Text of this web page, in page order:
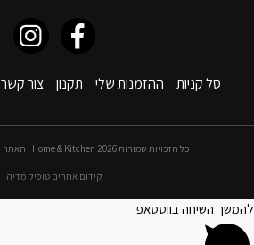
סל קניות ההזמנות שלי תקנון צור קשר
כל הזכויות שמורות 2026 Home & Kitchen | האתר נבנה ע״י לובה קוטליק
קידום אתרים טופיק מדיה
להמשך השיחה בווטסאפ